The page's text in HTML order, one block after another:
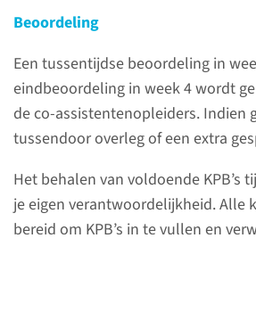
Beoordeling
Een tussentijdse beoordeling in
eindbeoordeling in week 4 wordt
de co-assistentenopleiders. Indien
tussendoor overleg of een extra
Het behalen van voldoende KPB’s
je eigen verantwoordelijkheid. Alle
bereid om KPB’s in te vullen en